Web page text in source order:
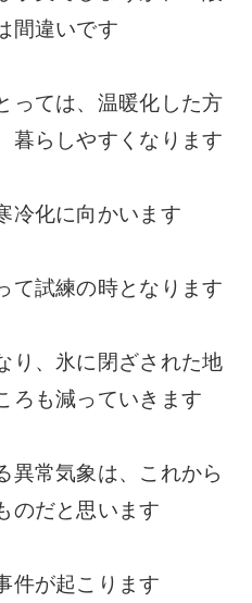
間違いです
っては、温暖化した方
暮らしやすくなります
冷化に向かいます
て試練の時となります
り、氷に閉ざされた地
ろも減っていきます
異常気象は、これから
のだと思います
件が起こります